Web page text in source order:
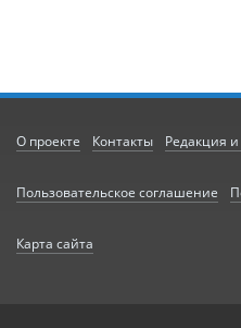
О проекте Контакты Редакция
Пользовательское соглашение
Карта сайта